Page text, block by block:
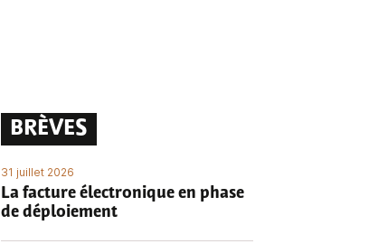
BRÈVES
31 juillet 2026
La facture électronique en phase
de déploiement